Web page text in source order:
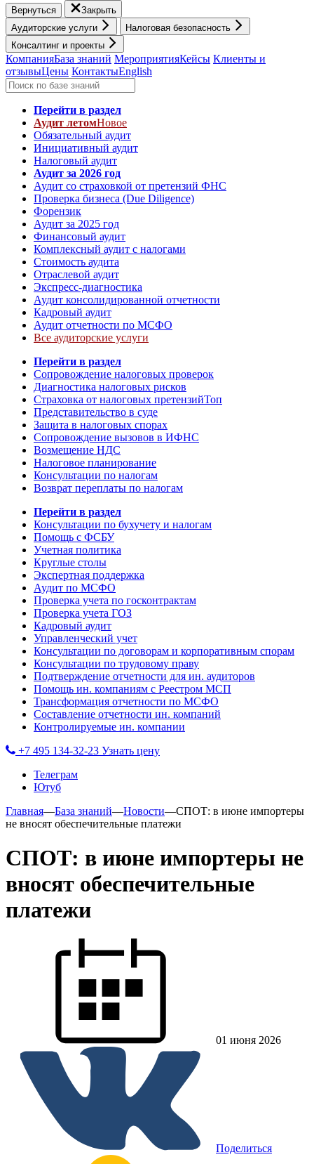
Вернуться
Закрыть
Аудиторские услуги
Налоговая безопасность
Консалтинг и проекты
КомпанияБаза знаний МероприятияКейсы Клиенты и
отзывыЦены КонтактыEnglish
Перейти в раздел
Аудит летомНовое
Обязательный аудит
Инициативный аудит
Налоговый аудит
Аудит за 2026 год
Аудит со страховкой от претензий ФНС
Проверка бизнеса (Due Diligence)
Форензик
Аудит за 2025 год
Финансовый аудит
Комплексный аудит с налогами
Стоимость аудита
Отраслевой аудит
Экспресс-диагностика
Аудит консолидированной отчетности
Кадровый аудит
Аудит отчетности по МСФО
Все аудиторские услуги
Перейти в раздел
Сопровождение налоговых проверок
Диагностика налоговых рисков
Страховка от налоговых претензийТоп
Представительство в суде
Защита в налоговых спорах
Сопровождение вызовов в ИФНС
Возмещение НДС
Налоговое планирование
Консультации по налогам
Возврат переплаты по налогам
Перейти в раздел
Консультации по бухучету и налогам
Помощь с ФСБУ
Учетная политика
Круглые столы
Экспертная поддержка
Аудит по МСФО
Проверка учета по госконтрактам
Проверка учета ГОЗ
Кадровый аудит
Управленческий учет
Консультации по договорам и корпоративным спорам
Консультации по трудовому праву
Подтверждение отчетности для ин. аудиторов
Помощь ин. компаниям с Реестром МСП
Трансформация отчетности по МСФО
Составление отчетности ин. компаний
Контролируемые ин. компании
+7 495 134-32-23 Узнать цену
Телеграм
Ютуб
Главная—База знаний—Новости—СПОТ: в июне импортеры
не вносят обеспечительные платежи
СПОТ: в июне импортеры не
вносят обеспечительные
платежи
01 июня 2026
Поделиться